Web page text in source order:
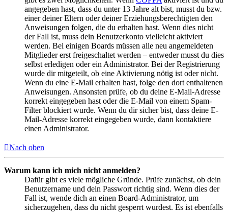
angegeben hast, dass du unter 13 Jahre alt bist, musst du bzw.
einer deiner Eltern oder deiner Erziehungsberechtigten den
Anweisungen folgen, die du erhalten hast. Wenn dies nicht
der Fall ist, muss dein Benutzerkonto vielleicht aktiviert
werden. Bei einigen Boards müssen alle neu angemeldeten
Mitglieder erst freigeschaltet werden – entweder musst du dies
selbst erledigen oder ein Administrator. Bei der Registrierung
wurde dir mitgeteilt, ob eine Aktivierung nötig ist oder nicht.
Wenn du eine E-Mail erhalten hast, folge den dort enthaltenen
Anweisungen. Ansonsten prüfe, ob du deine E-Mail-Adresse
korrekt eingegeben hast oder die E-Mail von einem Spam-
Filter blockiert wurde. Wenn du dir sicher bist, dass deine E-
Mail-Adresse korrekt eingegeben wurde, dann kontaktiere
einen Administrator.
Nach oben
Warum kann ich mich nicht anmelden?
Dafür gibt es viele mögliche Gründe. Prüfe zunächst, ob dein
Benutzername und dein Passwort richtig sind. Wenn dies der
Fall ist, wende dich an einen Board-Administrator, um
sicherzugehen, dass du nicht gesperrt wurdest. Es ist ebenfalls